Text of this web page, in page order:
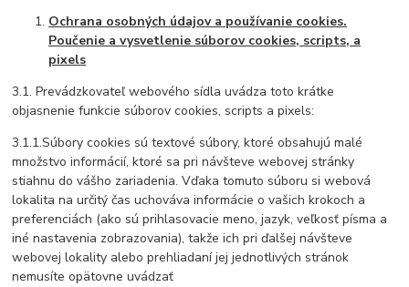
Ochrana osobných údajov a používanie cookies.
Poučenie a vysvetlenie súborov cookies, scripts, a
pixels
3.1. Prevádzkovateľ webového sídla uvádza toto krátke
objasnenie funkcie súborov cookies, scripts a pixels:
3.1.1.Súbory cookies sú textové súbory, ktoré obsahujú malé
množstvo informácií, ktoré sa pri návšteve webovej stránky
stiahnu do vášho zariadenia. Vďaka tomuto súboru si webová
lokalita na určitý čas uchováva informácie o vašich krokoch a
preferenciách (ako sú prihlasovacie meno, jazyk, veľkosť písma a
iné nastavenia zobrazovania), takže ich pri ďalšej návšteve
webovej lokality alebo prehliadaní jej jednotlivých stránok
nemusíte opätovne uvádzať